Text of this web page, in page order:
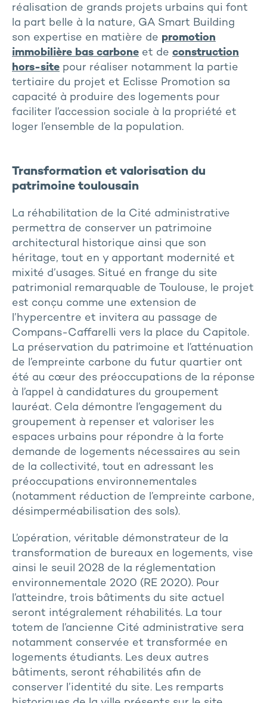
réalisation de grands projets urbains qui font
la part belle à la nature, GA Smart Building
son expertise en matière de promotion
immobilière bas carbone et de construction
hors-site pour réaliser notamment la partie
tertiaire du projet et Eclisse Promotion sa
capacité à produire des logements pour
faciliter l’accession sociale à la propriété et
loger l’ensemble de la population.
Transformation et valorisation du
patrimoine toulousain
La réhabilitation de la Cité administrative
permettra de conserver un patrimoine
architectural historique ainsi que son
héritage, tout en y apportant modernité et
mixité d’usages. Situé en frange du site
patrimonial remarquable de Toulouse, le projet
est conçu comme une extension de
l’hypercentre et invitera au passage de
Compans-Caffarelli vers la place du Capitole.
La préservation du patrimoine et l’atténuation
de l’empreinte carbone du futur quartier ont
été au cœur des préoccupations de la réponse
à l’appel à candidatures du groupement
lauréat. Cela démontre l’engagement du
groupement à repenser et valoriser les
espaces urbains pour répondre à la forte
demande de logements nécessaires au sein
de la collectivité, tout en adressant les
préoccupations environnementales
(notamment réduction de l’empreinte carbone,
désimperméabilisation des sols).
L’opération, véritable démonstrateur de la
transformation de bureaux en logements, vise
ainsi le seuil 2028 de la réglementation
environnementale 2020 (RE 2020). Pour
l’atteindre, trois bâtiments du site actuel
seront intégralement réhabilités. La tour
totem de l’ancienne Cité administrative sera
notamment conservée et transformée en
logements étudiants. Les deux autres
bâtiments, seront réhabilités afin de
conserver l’identité du site. Les remparts